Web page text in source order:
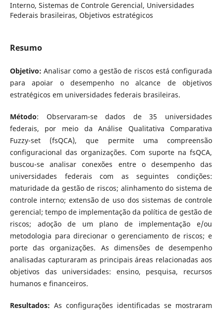
Interno, Sistemas de Controle Gerencial, Universidades
Federais brasileiras, Objetivos estratégicos
Resumo
Objetivo: Analisar como a gestão de riscos está configurada
para apoiar o desempenho no alcance de objetivos
estratégicos em universidades federais brasileiras.
Método: Observaram-se dados de 35 universidades
federais, por meio da Análise Qualitativa Comparativa
Fuzzy-set (fsQCA), que permite uma compreensão
configuracional das organizações. Com suporte na fsQCA,
buscou-se analisar conexões entre o desempenho das
universidades federais com as seguintes condições:
maturidade da gestão de riscos; alinhamento do sistema de
controle interno; extensão de uso dos sistemas de controle
gerencial; tempo de implementação da política de gestão de
riscos; adoção de um plano de implementação e/ou
metodologia para direcionar o gerenciamento de riscos; e
porte das organizações. As dimensões de desempenho
analisadas capturaram as principais áreas relacionadas aos
objetivos das universidades: ensino, pesquisa, recursos
humanos e financeiros.
Resultados: As configurações identificadas se mostraram